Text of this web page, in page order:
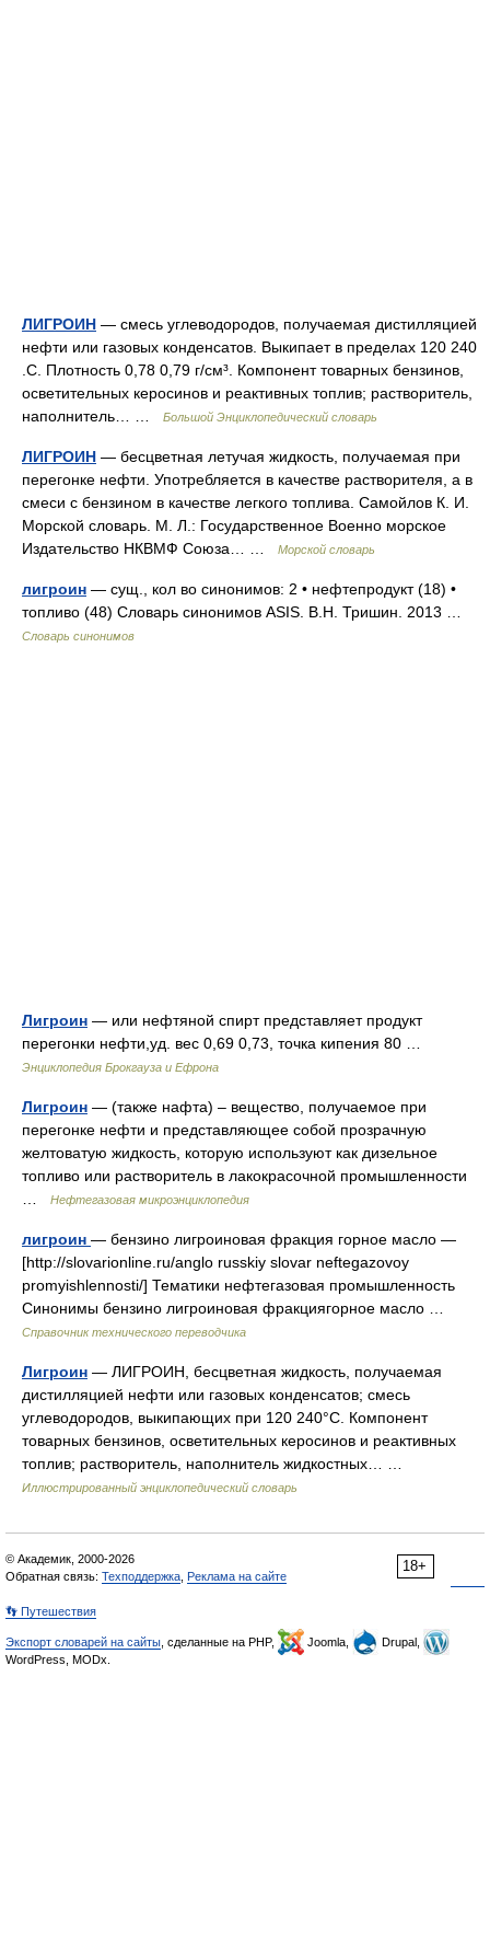
ЛИГРОИН — смесь углеводородов, получаемая дистилляцией
нефти или газовых конденсатов. Выкипает в пределах 120 240
.С. Плотность 0,78 0,79 г/см³. Компонент товарных бензинов,
осветительных керосинов и реактивных топлив; растворитель,
наполнитель… …
Большой Энциклопедический словарь
ЛИГРОИН — бесцветная летучая жидкость, получаемая при
перегонке нефти. Употребляется в качестве растворителя, а в
смеси с бензином в качестве легкого топлива. Самойлов К. И.
Морской словарь. М. Л.: Государственное Военно морское
Издательство НКВМФ Союза… …
Морской словарь
лигроин — сущ., кол во синонимов: 2 • нефтепродукт (18) •
топливо (48) Словарь синонимов ASIS. В.Н. Тришин. 2013 …
Словарь синонимов
Лигроин — или нефтяной спирт представляет продукт
перегонки нефти,уд. вес 0,69 0,73, точка кипения 80 …
Энциклопедия Брокгауза и Ефрона
Лигроин — (также нафта) – вещество, получаемое при
перегонке нефти и представляющее собой прозрачную
желтоватую жидкость, которую используют как дизельное
топливо или растворитель в лакокрасочной промышленности
Нефтегазовая микроэнциклопедия
лигроин — бензино лигроиновая фракция горное масло —
[http://slovarionline.ru/anglo russkiy slovar neftegazovoy
promyishlennosti/] Тематики нефтегазовая промышленность
Синонимы бензино лигроиновая фракциягорное масло …
Справочник технического переводчика
Лигроин — ЛИГРОИН, бесцветная жидкость, получаемая
дистилляцией нефти или газовых конденсатов; смесь
углеводородов, выкипающих при 120 240°C. Компонент
товарных бензинов, осветительных керосинов и реактивных
топлив; растворитель, наполнитель жидкостных… …
Иллюстрированный энциклопедический словарь
18+
© Академик, 2000-2026
Обратная связь: Техподдержка Реклама на сайте
👣 Путешествия
Экспорт словарей на сайты , сделанные на PHP, Joomla,
Drupal,
WordPress, MODx.